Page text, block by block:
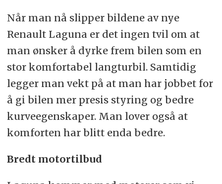
Når man nå slipper bildene av nye
Renault Laguna er det ingen tvil om at
man ønsker å dyrke frem bilen som en
stor komfortabel langturbil. Samtidig
legger man vekt på at man har jobbet for
å gi bilen mer presis styring og bedre
kurveegenskaper. Man lover også at
komforten har blitt enda bedre.
Bredt motortilbud